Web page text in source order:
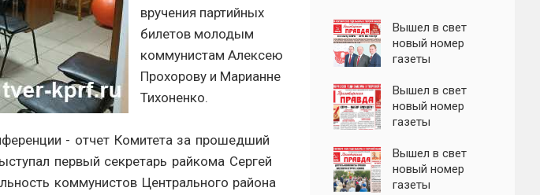
вручения партийных
билетов молодым
коммунистам Алексею
Прохорову и Марианне
Тихоненко.
- отчет Комитета за прошедший
первый секретарь райкома Сергей
коммунистов Центрального района
Вышел в свет
новый номер
газеты
правда"
Вышел в свет
новый номер
газеты
правда"
Вышел в свет
новый номер
газеты